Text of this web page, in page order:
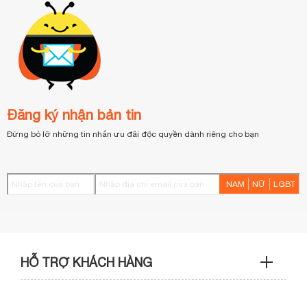
Đăng ký nhận bản tin
Đừng bỏ lỡ những tin nhắn ưu đãi độc quyền dành riêng cho bạn
NAM NỮ LGBT
HỖ TRỢ KHÁCH HÀNG